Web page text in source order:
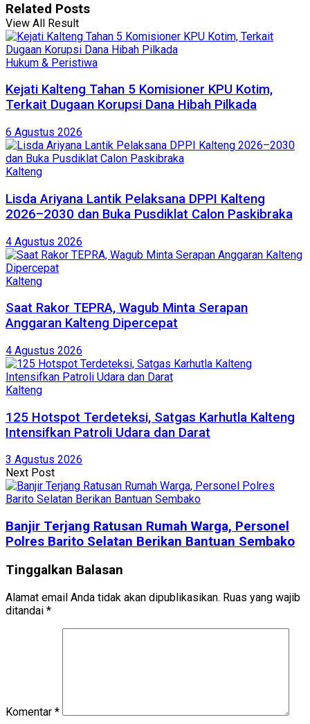
View All Result
Related Posts
Hukum & Peristiwa
Kejati Kalteng Tahan 5 Komisioner KPU Kotim,
Terkait Dugaan Korupsi Dana Hibah Pilkada
6 Agustus 2026
Kalteng
Lisda Ariyana Lantik Pelaksana DPPI Kalteng
2026–2030 dan Buka Pusdiklat Calon Paskibraka
4 Agustus 2026
Kalteng
Saat Rakor TEPRA, Wagub Minta Serapan
Anggaran Kalteng Dipercepat
4 Agustus 2026
Kalteng
125 Hotspot Terdeteksi, Satgas Karhutla Kalteng
Intensifkan Patroli Udara dan Darat
3 Agustus 2026
Next Post
Banjir Terjang Ratusan Rumah Warga, Personel
Polres Barito Selatan Berikan Bantuan Sembako
Tinggalkan Balasan
Alamat email Anda tidak akan dipublikasikan. Ruas yang wajib
ditandai *
Komentar *